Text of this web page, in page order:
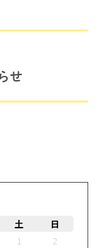
せ
土
日
1
2